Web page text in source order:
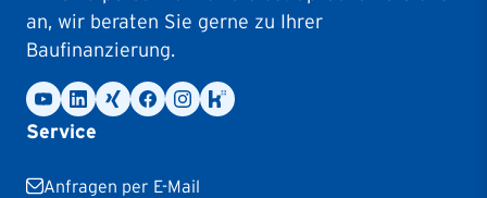
an, wir beraten Sie gerne zu Ihrer
Baufinanzierung.
Service
Anfragen per E-Mail